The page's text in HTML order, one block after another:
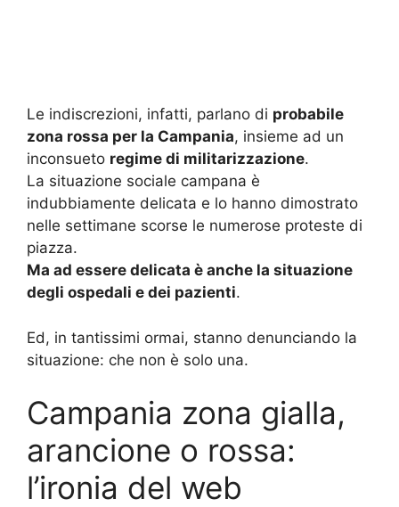
Le indiscrezioni, infatti, parlano di probabile
zona rossa per la Campania, insieme ad un
inconsueto regime di militarizzazione.
La situazione sociale campana è
indubbiamente delicata e lo hanno dimostrato
nelle settimane scorse le numerose proteste di
piazza.
Ma ad essere delicata è anche la situazione
degli ospedali e dei pazienti.
Ed, in tantissimi ormai, stanno denunciando la
situazione: che non è solo una.
Campania zona gialla,
arancione o rossa:
l’ironia del web